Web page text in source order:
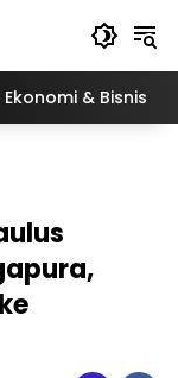
Ekonomi & Bisnis